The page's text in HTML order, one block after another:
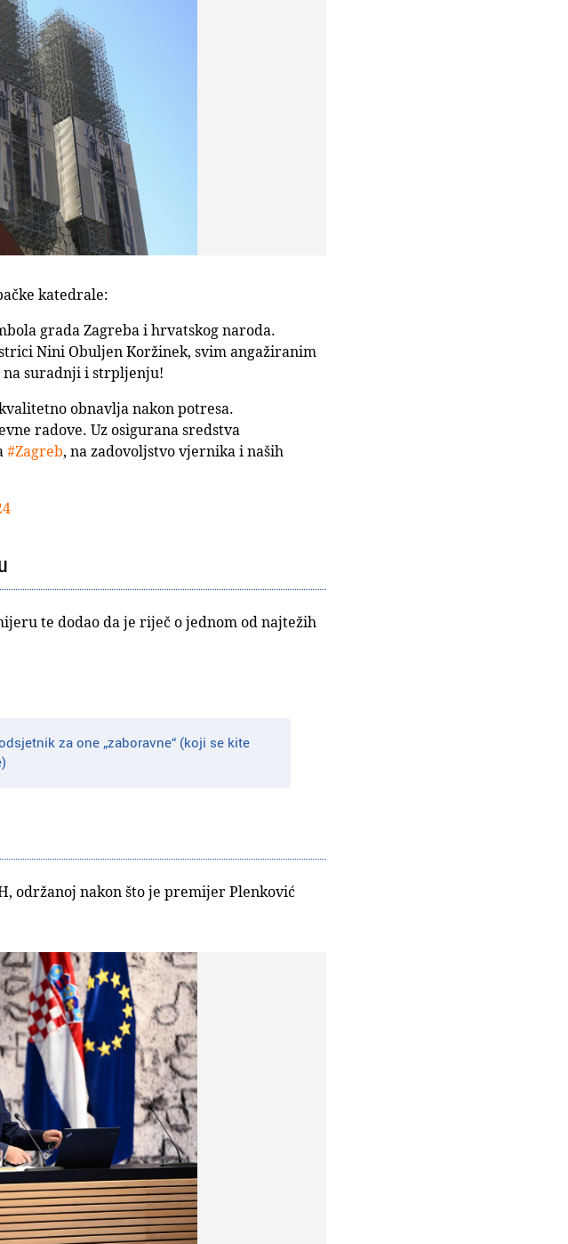
katedrale:
grada Zagreba i hrvatskog naroda.
Nini Obuljen Koržinek, svim angažiranim
suradnji i strpljenju!
obnavlja nakon potresa.
radove. Uz osigurana sredstva
#Zagreb, na zadovoljstvo vjernika i naših
te dodao da je riječ o jednom od najtežih
za one „zaboravne“ (koji se kite
održanoj nakon što je premijer Plenković